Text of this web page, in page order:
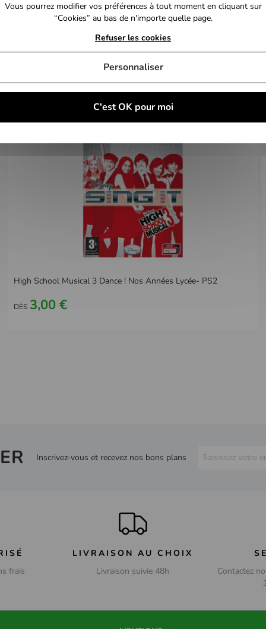
High School Musical 3 Dance ! Nos Années Lycée- PS2
DÈS 3,00 €
Inscrivez-vous et recevez nos bons plans
frais
LIVRAISON AU CHOIX
Livraison suivie 48h
Contactez
Vous pourrez modifier vos préférences à tout moment en cliquant sur
“Cookies” au bas de n'importe quelle page.
C'est OK pour moi
Refuser les cookies
Personnaliser